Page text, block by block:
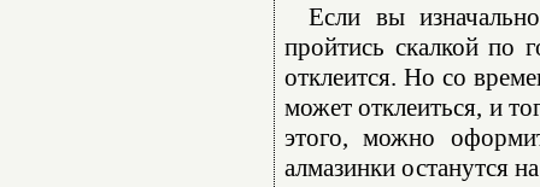
Если вы
пройтись скалкой по
отклеится. Но со
может отклеиться, и
этого, можно
алмазинки останутся